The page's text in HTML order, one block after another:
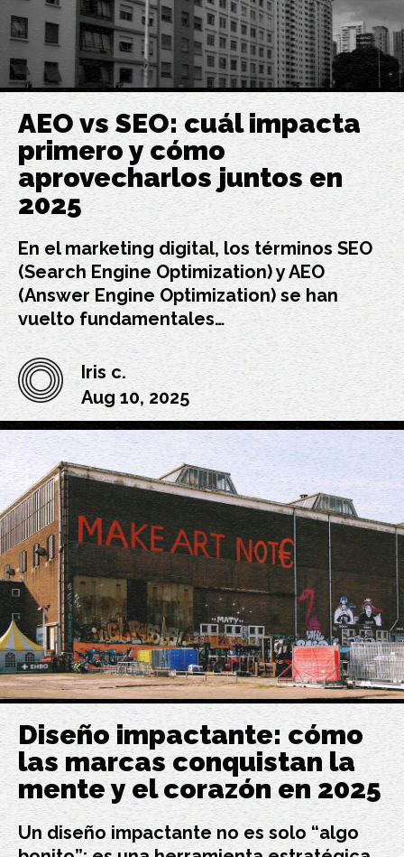
AEO vs SEO: cuál impacta
primero y cómo
aprovecharlos juntos en
2025
En el marketing digital, los términos SEO
(Search Engine Optimization) y AEO
(Answer Engine Optimization) se han
vuelto fundamentales…
Iris c.
Aug 10, 2025
Diseño impactante: cómo
las marcas conquistan la
mente y el corazón en 2025
Un diseño impactante no es solo “algo